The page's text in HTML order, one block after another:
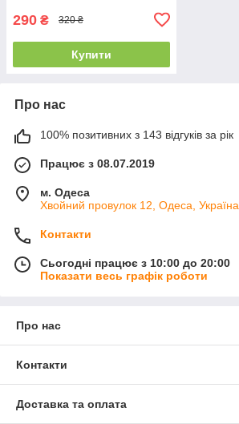
290 ₴ 320 ₴
Купити
Про нас
100% позитивних з 143 відгуків за рік
Працює з 08.07.2019
м. Одеса
Хвойний провулок 12, Одеса, Україна
Контакти
Сьогодні працює з 10:00 до 20:00
Показати весь графік роботи
Про нас
Контакти
Доставка та оплата